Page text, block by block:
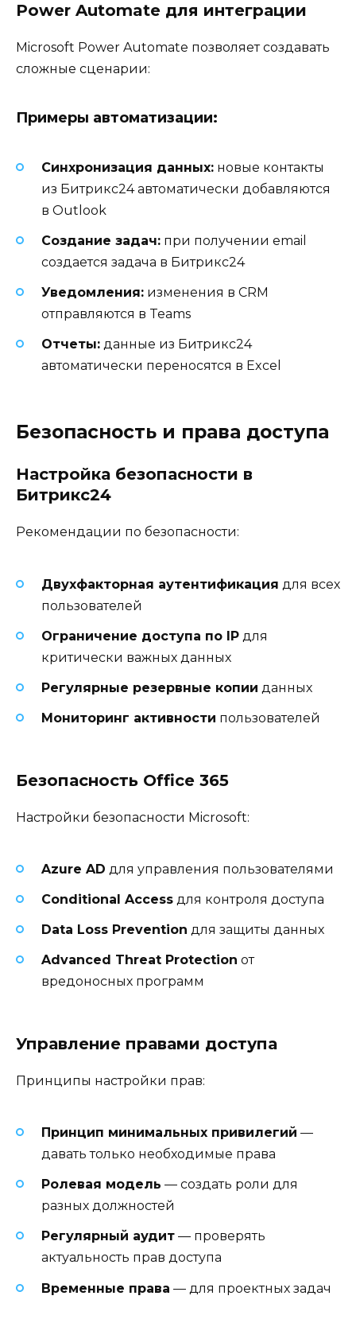
Power Automate для интеграции
Microsoft Power Automate позволяет создавать
сложные сценарии:
Примеры автоматизации:
Синхронизация данных: новые контакты
из Битрикс24 автоматически добавляются
в Outlook
Создание задач: при получении email
создается задача в Битрикс24
Уведомления: изменения в CRM
отправляются в Teams
Отчеты: данные из Битрикс24
автоматически переносятся в Excel
Безопасность и права доступа
Настройка безопасности в
Битрикс24
Рекомендации по безопасности:
Двухфакторная аутентификация для всех
пользователей
Ограничение доступа по IP для
критически важных данных
Регулярные резервные копии данных
Мониторинг активности пользователей
Безопасность Office 365
Настройки безопасности Microsoft:
Azure AD для управления пользователями
Conditional Access для контроля доступа
Data Loss Prevention для защиты данных
Advanced Threat Protection от
вредоносных программ
Управление правами доступа
Принципы настройки прав:
Принцип минимальных привилегий —
давать только необходимые права
Ролевая модель — создать роли для
разных должностей
Регулярный аудит — проверять
актуальность прав доступа
Временные права — для проектных задач